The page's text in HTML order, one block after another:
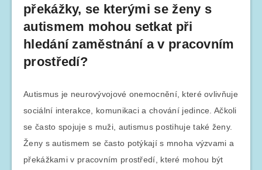
překážky, se kterými se ženy s
autismem mohou setkat při
hledání zaměstnání a v pracovním
prostředí?
Autismus je neurovývojové onemocnění, které ovlivňuje
sociální interakce, komunikaci a chování jedince. Ačkoli
se často spojuje s muži, autismus postihuje také ženy.
Ženy s autismem se často potýkají s mnoha výzvami a
překážkami v pracovním prostředí, které mohou být